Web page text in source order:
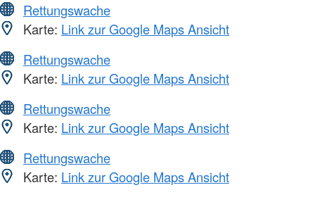
Rettungswache
Karte: Link zur Google Maps Ansicht
Rettungswache
Karte: Link zur Google Maps Ansicht
Rettungswache
Karte: Link zur Google Maps Ansicht
Rettungswache
Karte: Link zur Google Maps Ansicht